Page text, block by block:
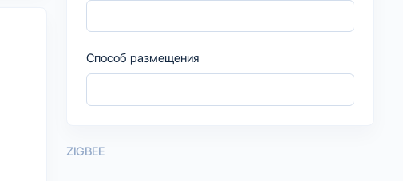
Способ размещения
ZIGBEE